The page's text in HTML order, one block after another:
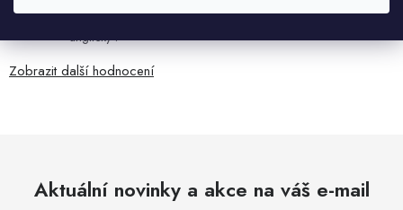
Všetko bolo super ale škoda že návod je len v polsky a
anglicky .
Zobrazit další hodnocení
Aktuální novinky a akce na váš e-mail